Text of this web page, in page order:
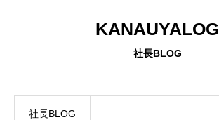
ONLINE MODEL HOUSE
KANAUYALOG
社長BLOG
社長BLOG